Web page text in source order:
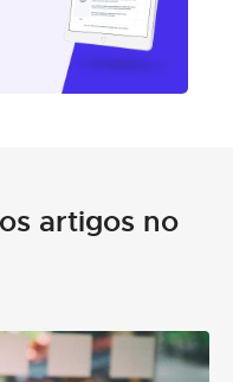
artigos no